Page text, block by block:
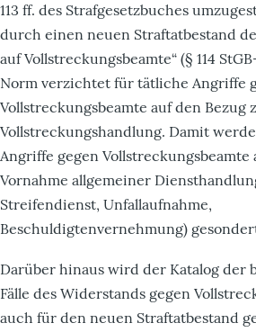
113 ff. des Strafgesetzbuches
durch einen neuen Straftatbestand
auf Vollstreckungsbeamte“ (§ 114
Norm verzichtet für tätliche Angriffe
Vollstreckungsbeamte auf den Bezug
Vollstreckungshandlung. Damit
Angriffe gegen
Vornahme allgemeiner
Streifendienst, Unfallaufnahme,
Beschuldigtenvernehmung)
Darüber hinaus wird der Katalog der
Fälle des Widerstands gegen
auch für den neuen Straftatbestand